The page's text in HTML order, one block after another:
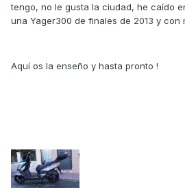
tengo, no le gusta la ciudad, he caído
una Yager300 de finales de 2013 y con
Aquí os la enseño y hasta pronto !